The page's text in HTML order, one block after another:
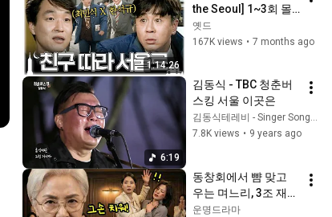
1:14:26
the Seoul] 1~3회 몰
아보기 | 상경한 최민
식은 친구 한석규에게
MBC940108방송
옛드
167K views • 7 months ago
6:19
김동식 - TBC 청춘버
스킹 서울 이곳은
김동식테레비 - Singer Songwriter's life
7.8K views • 9 years ago
동창회에서 뺨 맞고
우는 며느리, 3조 재벌
시어머니 전화한통에
운명드라마